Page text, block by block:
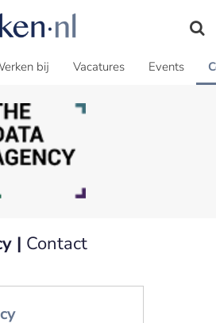
bij Vacatures Events
| Contact